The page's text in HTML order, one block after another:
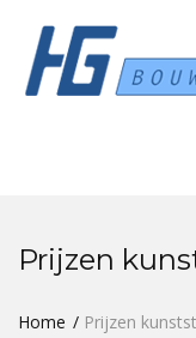
Prijzen
Home Prijzen